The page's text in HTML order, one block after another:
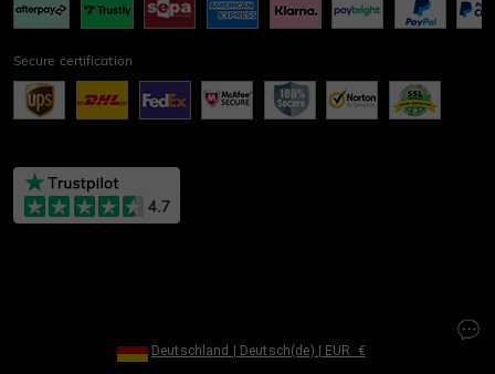
Secure certification
Deutschland | Deutsch(de) | EUR €